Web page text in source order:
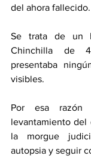
del ahora fallecido.
Se trata de un
Chinchilla de
presentaba
visibles.
Por esa
levantamiento
la morgue
autopsia y seguir